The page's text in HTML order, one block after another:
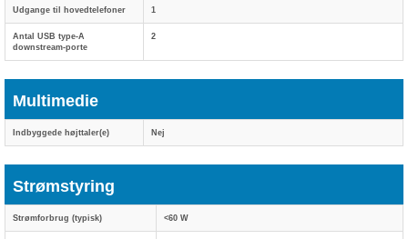
Udgange til hovedtelefoner 1
Antal USB type-A
downstream-porte
2
Multimedie
Indbyggede højttaler(e) Nej
Strømstyring
Strømforbrug (typisk) <60 W